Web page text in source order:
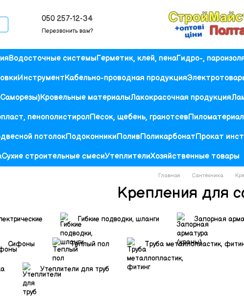
050 257-12-34
Перезвонить вам?
Водосточные системыГерметик, клей, пенаГидро-,
ИнструментКабельно-проводная продукция
Кровельные материалыЛакокрасочная продукция
пенополистиролПесок, щебень, гранотсев
потолокПодоконникиПоливПоликарбонатПрокат
Сухие строительные смесиУтеплителиХозяйственные товары
Главная Сантехника
Крепления для
Гибкие подводки, шланги Запорная
Сифоны Теплый пол Труба металлопластик,
Утеплители для труб